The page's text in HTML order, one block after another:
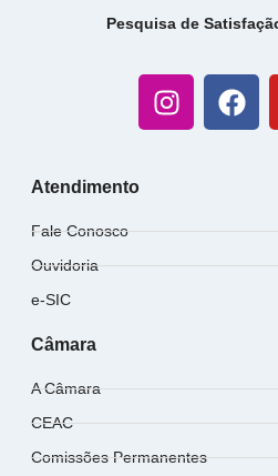
Pesquisa de
Atendimento
Fale Conosco
Ouvidoria
e-SIC
Câmara
A Câmara
CEAC
Comissões Permanentes